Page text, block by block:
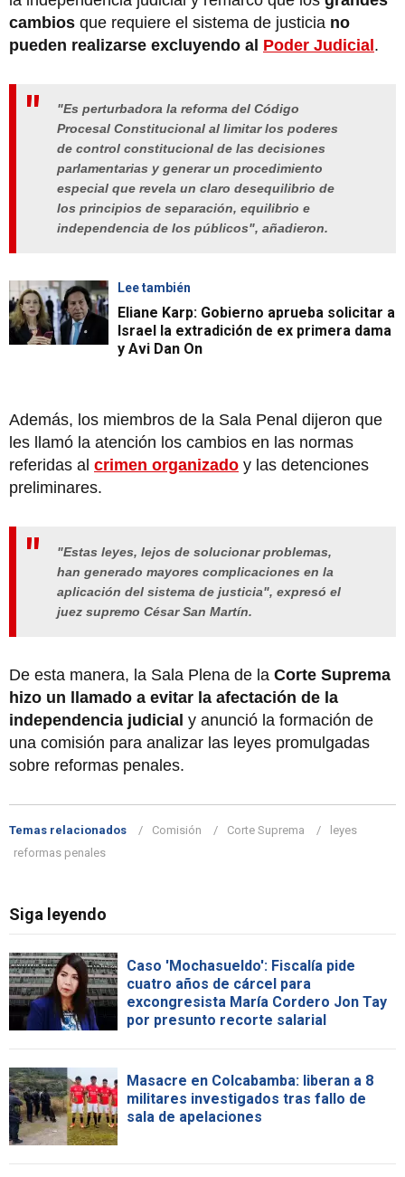
cambios que requiere el sistema de justicia no
pueden realizarse excluyendo al Poder Judicial.
"Es perturbadora la reforma del Código
Procesal Constitucional al limitar los poderes
de control constitucional de las decisiones
parlamentarias y generar un procedimiento
especial que revela un claro desequilibrio de
los principios de separación, equilibrio e
independencia de los públicos", añadieron.
Lee también
Eliane Karp: Gobierno aprueba solicitar a
Israel la extradición de ex primera dama
y Avi Dan On
Además, los miembros de la Sala Penal dijeron que
les llamó la atención los cambios en las normas
referidas al crimen organizado y las detenciones
preliminares.
"Estas leyes, lejos de solucionar problemas,
han generado mayores complicaciones en la
aplicación del sistema de justicia", expresó el
juez supremo César San Martín.
De esta manera, la Sala Plena de la Corte Suprema
hizo un llamado a evitar la afectación de la
independencia judicial y anunció la formación de
una comisión para analizar las leyes promulgadas
sobre reformas penales.
Temas relacionados Comisión Corte Suprema
leyes
reformas penales
Siga leyendo
Caso 'Mochasueldo': Fiscalía pide
cuatro años de cárcel para
excongresista María Cordero Jon Tay
por presunto recorte salarial
Masacre en Colcabamba: liberan a 8
militares investigados tras fallo de
sala de apelaciones